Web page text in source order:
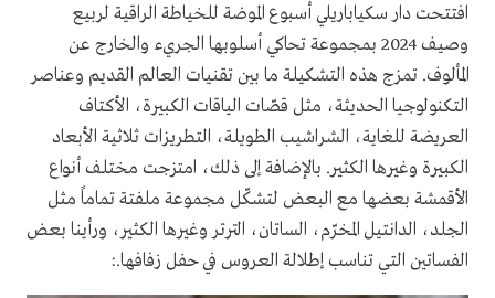
افتتحت دار سكياباريلي أسبوع الموضة للخياطة الراقية لربيع
وصيف 2024 بمجموعة تحاكي أسلوبها الجريء والخارج عن
المألوف. تمزج هذه التشكيلة ما بين تقنيات العالم القديم وعناصر
التكنولوجيا الحديثة، مثل قصّات الياقات الكبيرة، الأكتاف
العريضة للغاية، الشراشيب الطويلة، التطريزات ثلاثية الأبعاد
الكبيرة وغيرها الكثير. بالإضافة إلى ذلك، امتزجت مختلف أنواع
الأقمشة بعضها مع البعض لتشكّل مجموعة ملفتة تماماً مثل
الجلد، الدانتيل المخرّم، الساتان، الترتر وغيرها الكثير، ورأينا بعض
الفساتين التي تناسب إطلالة العروس في حفل زفافها.: